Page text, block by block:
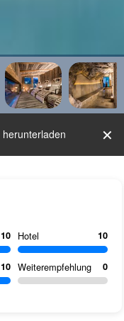
herunterladen ✕
10 Hotel 10
10 Weiterempfehlung 0